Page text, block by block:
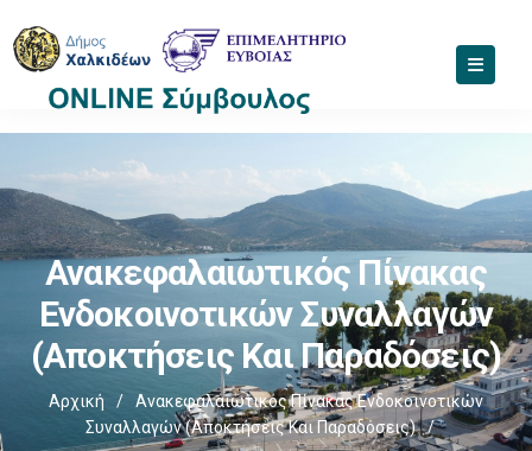
Ανακεφαλαιωτικός Πίνακας
Ενδοκοινοτικών Συναλλαγών
(Αποκτήσεις Και Παραδόσεις)
Αρχική /
Ανακεφαλαιωτικός Πίνακας Ενδοκοινοτικών
Συναλλαγών (Αποκτήσεις Και Παραδόσεις)
/